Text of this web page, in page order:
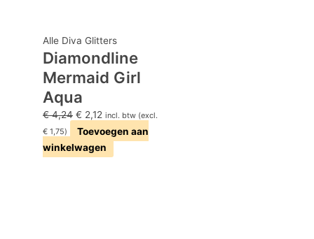
Alle Diva Glitters
Diamondline
Mermaid Girl
Aqua
€4,24 € 2,12 incl. btw (excl.
€ 1,75)
Toevoegen aan
winkelwagen